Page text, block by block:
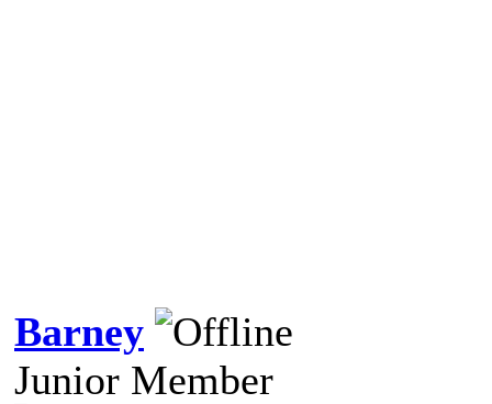
Barney
Junior Member